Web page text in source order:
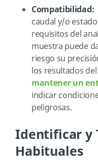
Compatibilidad:
caudal y/o
requisitos del
muestra puede
riesgo su
los resultados
mantener un
indicar
peligrosas.
Identificar y
Habituales